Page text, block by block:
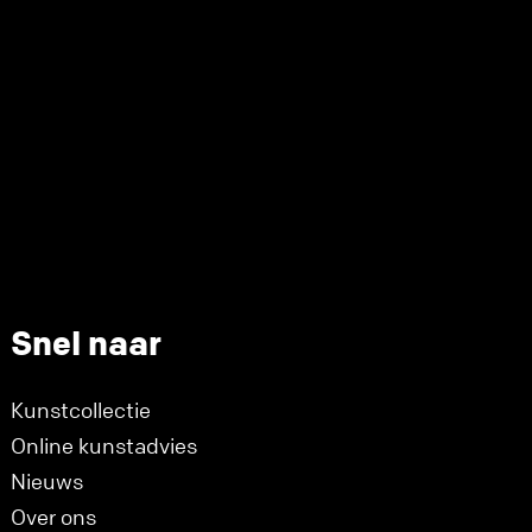
Snel naar
Kunstcollectie
Online kunstadvies
Nieuws
Over ons